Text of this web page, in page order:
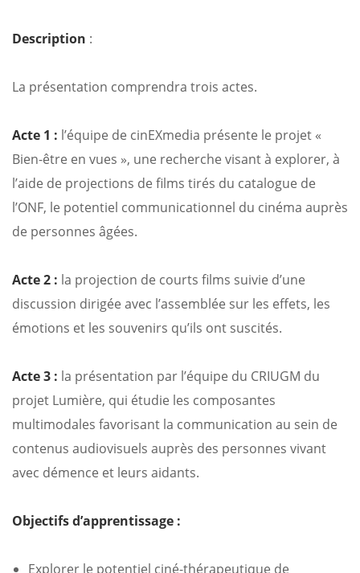
Description :
La présentation comprendra trois actes.
Acte 1 : l’équipe de cinEXmedia présente le projet «
Bien-être en vues », une recherche visant à explorer, à
l’aide de projections de films tirés du catalogue de
l’ONF, le potentiel communicationnel du cinéma auprès
de personnes âgées.
Acte 2 : la projection de courts films suivie d’une
discussion dirigée avec l’assemblée sur les effets, les
émotions et les souvenirs qu’ils ont suscités.
Acte 3 : la présentation par l’équipe du CRIUGM du
projet Lumière, qui étudie les composantes
multimodales favorisant la communication au sein de
contenus audiovisuels auprès des personnes vivant
avec démence et leurs aidants.
Objectifs d’apprentissage :
Explorer le potentiel ciné-thérapeutique de